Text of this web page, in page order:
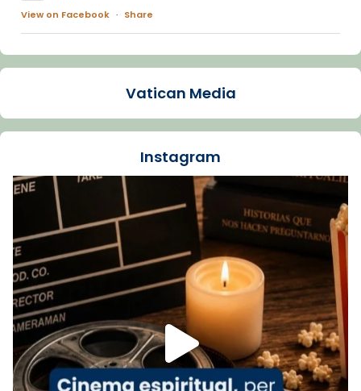
View on Facebook · Share
Arquebisbat de Barcelona
La Carmina va patir depressió. Fa gairebé
dos mesos, a l'Estadi Lluís Companys, la
Recupera l'entrevista comp
Vatican
tican News 👇
www.vaticannews.va/es/iglesia/news/2026-
07/carmina-historia-depresion-papa-viaje-
espana-testimoni...
Foto
View on Facebook · Share
Arquebisbat de Barcelona
Vatican Media
Instagram